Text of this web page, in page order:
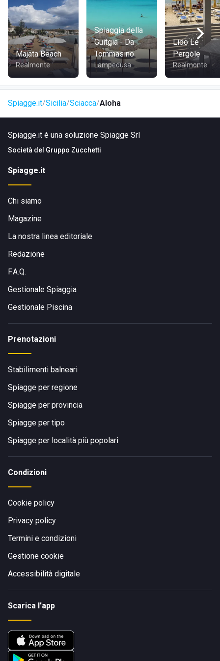
Majata Beach
Realmonte
Spiaggia della
Guitgia - Da
Tommasino
Lampedusa
Lido Le
Pergole
Realmonte
Spiagge.it Sicilia Sciacca Aloha
Spiagge.it è una soluzione Spiagge Srl
Società del Gruppo Zucchetti
Spiagge.it
Chi siamo
Magazine
La nostra linea editoriale
Redazione
F.A.Q.
Gestionale Spiaggia
Gestionale Piscina
Prenotazioni
Stabilimenti balneari
Spiagge per regione
Spiagge per provincia
Spiagge per tipo
Spiagge per località più popolari
Condizioni
Cookie policy
Privacy policy
Termini e condizioni
Gestione cookie
Accessibilità digitale
Scarica l'app